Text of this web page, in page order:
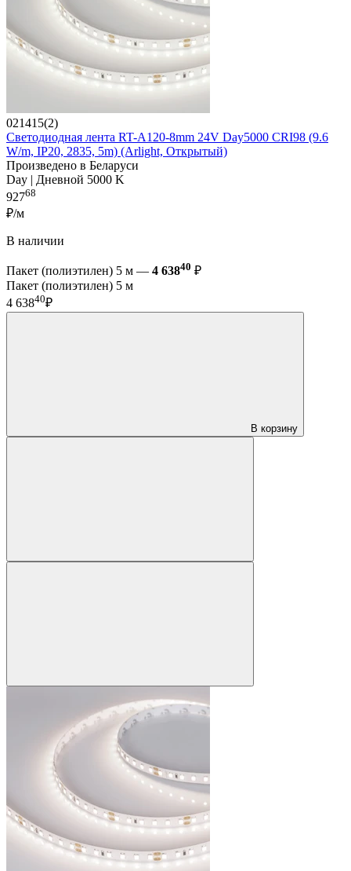
021415(2)
Светодиодная лента RT-A120-8mm 24V Day5000 CRI98 (9.6
W/m, IP20, 2835, 5m) (Arlight, Открытый)
Произведено в Беларуси
Day | Дневной 5000 K
92768
₽/м
В наличии
Пакет (полиэтилен) 5 м — 4 63840 ₽
Пакет (полиэтилен) 5 м
4 63840₽
В корзину